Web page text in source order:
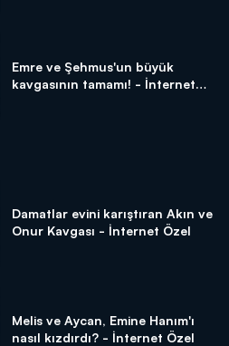
Emre ve Şehmus'un büyük
kavgasının tamamı! - İnternet
Damatlar evini karıştıran Akın ve
Onur Kavgası - İnternet Özel
Melis ve Aycan, Emine Hanım'ı
nasıl kızdırdı? - İnternet Özel